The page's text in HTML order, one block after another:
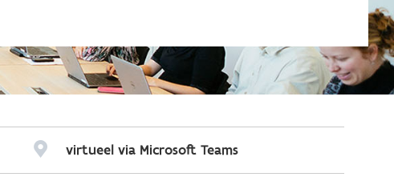
virtueel via Microsoft Teams